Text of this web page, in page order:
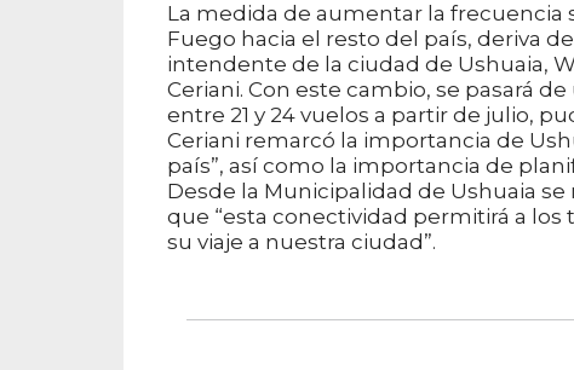
La medida de aumentar la frecuencia
Fuego hacia el resto del país, deriva
intendente de la ciudad de Ushuaia,
Ceriani. Con este cambio, se pasará
entre 21 y 24 vuelos a partir de julio,
Ceriani remarcó la importancia de
país”, así como la importancia de
Desde la Municipalidad de Ushuaia
que “esta conectividad permitirá a
su viaje a nuestra ciudad”.